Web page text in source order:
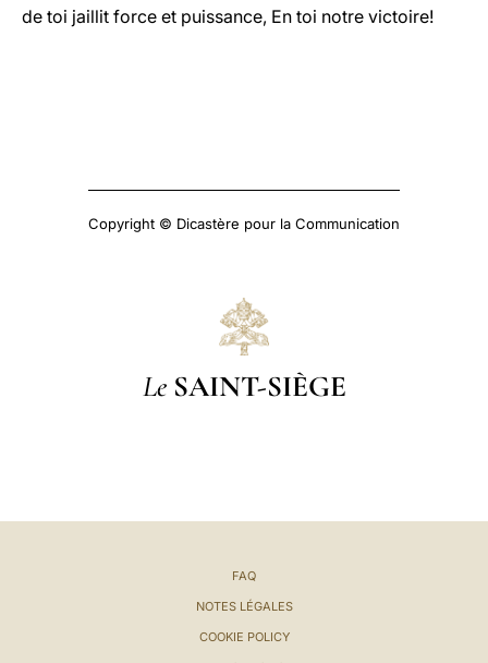
de toi jaillit force et puissance, En toi notre victoire!
Copyright © Dicastère pour la Communication
Le SAINT-SIÈGE
FAQ
NOTES LÉGALES
COOKIE POLICY